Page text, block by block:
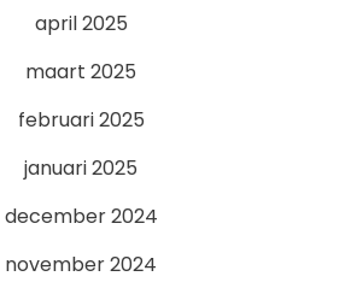
april 2025
maart 2025
februari 2025
januari 2025
december 2024
november 2024